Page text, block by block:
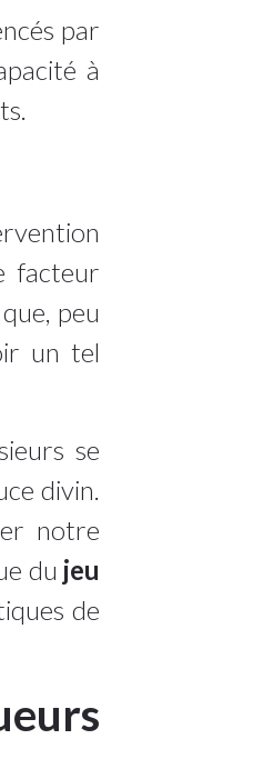
par
à
facteur
peu
un tel
se
divin.
notre
du jeu
de